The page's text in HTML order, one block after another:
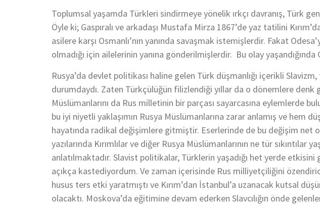
Toplumsal yaşamda Türkleri sindirmeye yönelik ırkçı davranış, Türk
Öyle ki; Gaspıralı ve arkadaşı Mustafa Mirza 1867’de yaz tatilini
asilere karşı Osmanlı’nın yanında savaşmak istemişlerdir. Fakat
olmadığı için ailelerinin yanına gönderilmişlerdir. Bu olay yaşandığında
Rusya’da devlet politikası haline gelen Türk düşmanlığı içerikli
durumdaydı. Zaten Türkçülüğün filizlendiği yıllar da o dönemlere denk
Müslümanlarını da Rus milletinin bir parçası sayarcasına eylemlerde
bu iyi niyetli yaklaşımın Rusya Müslümanlarına zarar anlamış ve hem
hayatında radikal değişimlere gitmiştir. Eserlerinde de bu değişim net
yazılarında Kırımlılar ve diğer Rusya Müslümanlarının ne tür sıkıntılar
anlatılmaktadır. Slavist politikalar, Türklerin yaşadığı het yerde etkisini
açıkça kastediyordum. Ve zaman içerisinde Rus milliyetçiliğini
husus ters etki yaratmıştı ve Kırım’dan İstanbul’a uzanacak kutsal
olacaktı. Moskova’da eğitimine devam ederken Slavcılığın önde